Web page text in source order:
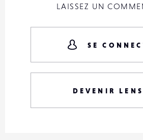
LAISSEZ UN
SE
DEVENIR